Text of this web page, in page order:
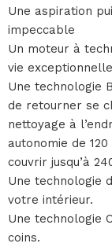
Une aspiration
impeccable
Un moteur à
vie
Une technologie
de retourner se
nettoyage à
autonomie de
couvrir jusqu’à
Une technologie
votre intérieur.
Une technologie
coins.